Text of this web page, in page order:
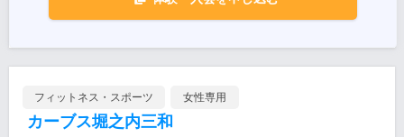
フィットネス・スポーツ 女性専用
カーブス堀之内三和